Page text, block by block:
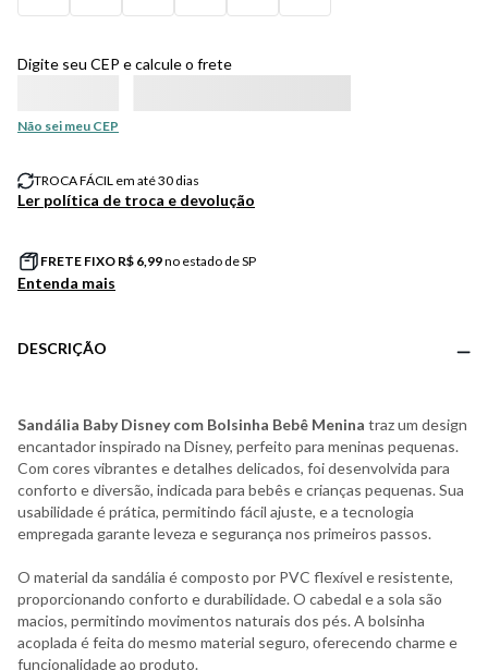
Digite seu CEP e calcule o frete
Não sei meu CEP
TROCA FÁCIL em até 30 dias
Ler política de troca e devolução
FRETE FIXO R$ 6,99no estado de SP
Entenda mais
DESCRIÇÃO
Sandália Baby Disney com Bolsinha Bebê Menina traz um design
encantador inspirado na Disney, perfeito para meninas pequenas.
Com cores vibrantes e detalhes delicados, foi desenvolvida para
conforto e diversão, indicada para bebês e crianças pequenas. Sua
usabilidade é prática, permitindo fácil ajuste, e a tecnologia
empregada garante leveza e segurança nos primeiros passos.
O material da sandália é composto por PVC flexível e resistente,
proporcionando conforto e durabilidade. O cabedal e a sola são
macios, permitindo movimentos naturais dos pés. A bolsinha
acoplada é feita do mesmo material seguro, oferecendo charme e
funcionalidade ao produto.